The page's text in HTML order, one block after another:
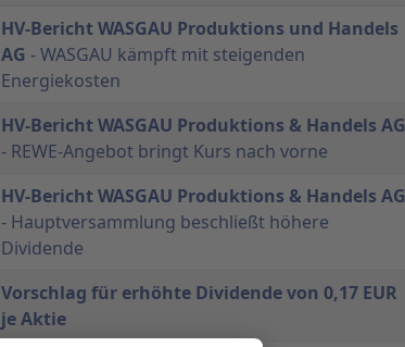
HV-Bericht WASGAU Produktions und Handels
AG - WASGAU kämpft mit steigenden
Energiekosten
HV-Bericht WASGAU Produktions & Handels AG
- REWE-Angebot bringt Kurs nach vorne
HV-Bericht WASGAU Produktions & Handels AG
- Hauptversammlung beschließt höhere
Dividende
Vorschlag für erhöhte Dividende von 0,17 EUR
je Aktie